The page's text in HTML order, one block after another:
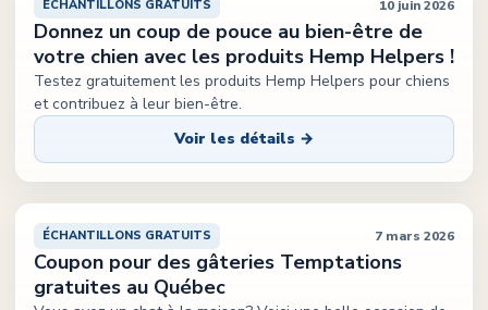
ÉCHANTILLONS GRATUITS 10 juin 2026
Donnez un coup de pouce au bien-être de
votre chien avec les produits Hemp Helpers !
Testez gratuitement les produits Hemp Helpers pour chiens
et contribuez à leur bien-être.
Voir les détails →
ÉCHANTILLONS GRATUITS 7 mars 2026
Coupon pour des gâteries Temptations
gratuites au Québec